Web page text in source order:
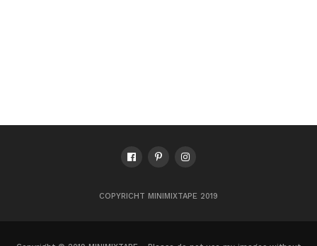
COPYRICHT MINIMIXTAPE 2019